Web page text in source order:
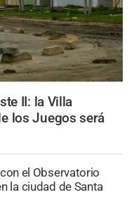
II: la Villa
los Juegos será
el Observatorio
la ciudad de Santa